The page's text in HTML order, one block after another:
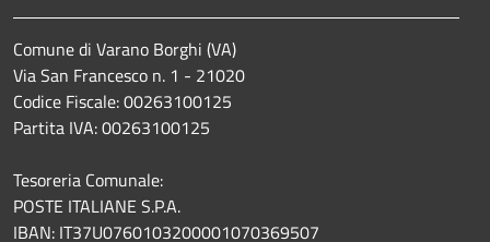
Comune di Varano Borghi (VA)
Via San Francesco n. 1 - 21020
Codice Fiscale: 00263100125
Partita IVA: 00263100125
Tesoreria Comunale:
POSTE ITALIANE S.P.A.
IBAN: IT37U0760103200001070369507